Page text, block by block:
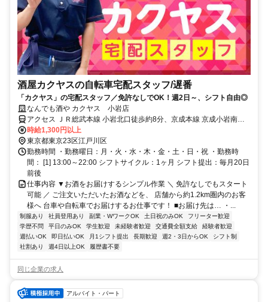
酒屋カクヤスの自転車宅配スタッフ/遅番
「カクヤス」の宅配スタッフ／免許なしでOK！週2日～、シフト自由◎
なんでも酒や カクヤス 小岩店
アクセス ＪＲ総武本線 小岩北口徒歩約8分、京成本線 京成小岩南口
徒歩約9分、京成本線 江戸川徒歩約13分 ※マイカー（車・バイク）
通勤不可
時給1,300円以上
東京都東京23区江戸川区
勤務時間 ・勤務曜日：月・火・水・木・金・土・日・祝 ・勤務時
間： [1] 13:00～22:00 シフトサイクル：1ヶ月 シフト提出：毎月20日
前後
仕事内容 ▼お酒をお届けするシンプル作業 ＼ 免許なしでもスタート
可能 ／ ご注文いただいたお酒などを、 店舗から約1.2km圏内のお客
様へ 台車や自転車でお届けするお仕事です！ ■お届け先は… ・...
制服あり 社員登用あり 副業・WワークOK 土日祝のみOK
フリーター歓迎
学歴不問
平日のみOK 学生歓迎 未経験者歓迎 交通費全額支給
経験者歓迎
週払いOK
即日払いOK 月1シフト提出 長期歓迎 週2・3日からOK
シフト制
社割あり
週4日以上OK 履歴書不要
同じ企業の求人
アルバイト・パート